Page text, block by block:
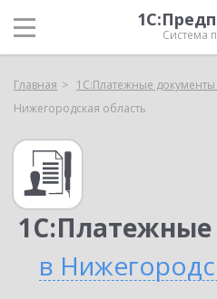
Система
Главная 1С:Платежные документы
Нижегородская область
в